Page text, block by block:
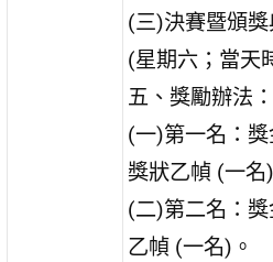
(三)決賽暨頒
(星期六；當天
五、獎勵辦法：
(一)第一名：
獎狀乙幀 (一名)
(二)第二名：
乙幀 (一名)。